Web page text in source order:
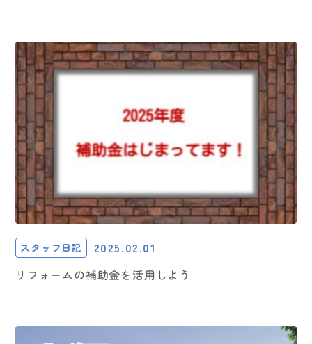
スタッフ日記 2025.02.01
リフォームの補助金を活用しよう